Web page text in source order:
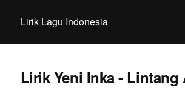
Lirik Lagu Indonesia
Lirik Yeni Inka - Lintang